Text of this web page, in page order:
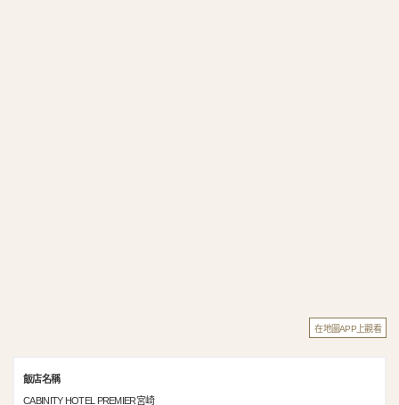
在地圖APP上觀看
飯店名稱
CABINITY HOTEL PREMIER宮崎